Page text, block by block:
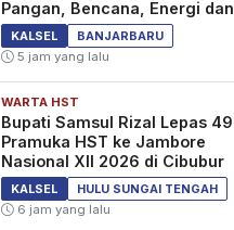
Pangan, Bencana, Energi dan
Ekonomi
KALSEL
BANJARBARU
5 jam yang lalu
WARTA HST
Bupati Samsul Rizal Lepas 49
Pramuka HST ke Jambore
Nasional XII 2026 di Cibubur
KALSEL
HULU SUNGAI TENGAH
6 jam yang lalu